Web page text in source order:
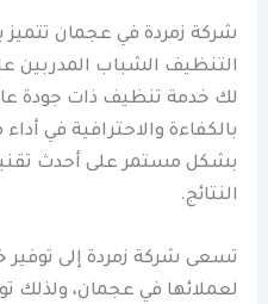
شركة زمردة في عجمان
التنظيف الشباب المدربين
لك خدمة تنظيف ذات جودة
بالكفاءة والاحترافية في
بشكل مستمر على أحدث
النتائج.
تسعى شركة زمردة إلى
لعملائها في عجمان، ولذلك